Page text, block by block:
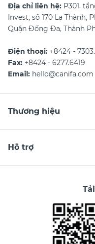
Địa chỉ liên hệ: P301,
Invest, số 170 La Thành,
Quận Đống Đa, Thành
Điện thoại: +8424 -
Fax: +8424 - 6277.6419
Email: hello@canifa.com
Thương hiệu
Hỗ trợ